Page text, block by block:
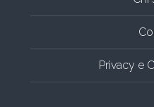
Privacy e